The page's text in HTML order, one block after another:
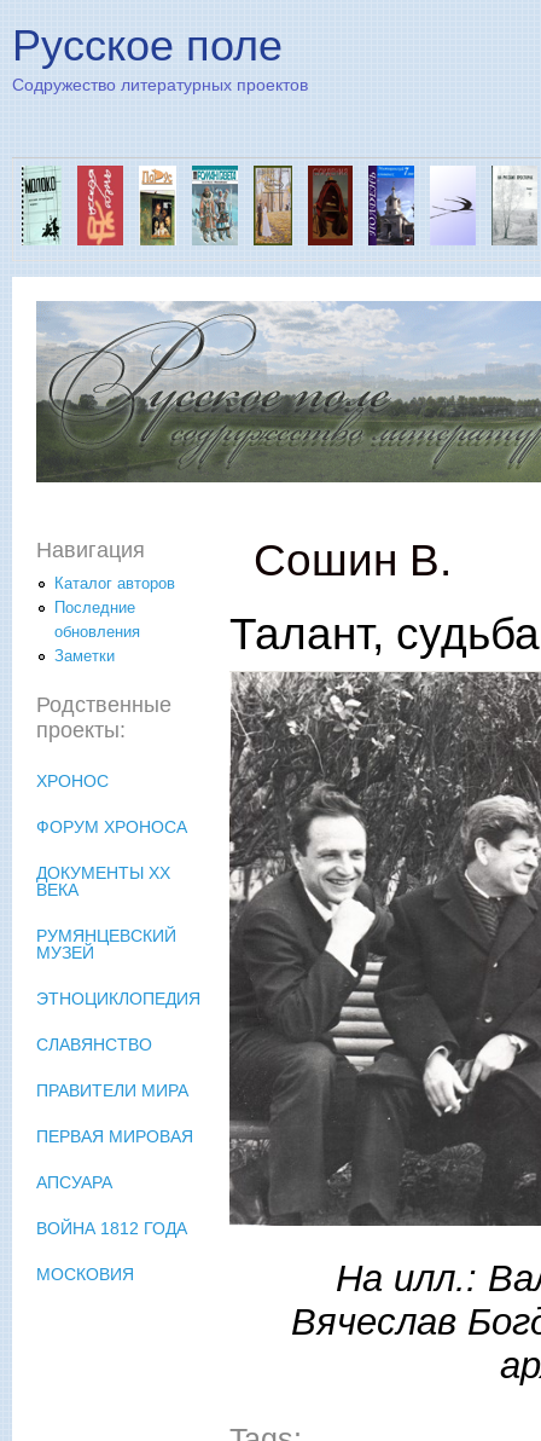
Русское поле
Содружество литературных проектов
Сошин В.
Талант,
На илл.:
Вячеслав
Навигация
Каталог авторов
Последние
обновления
Заметки
Родственные
проекты:
ХРОНОС
ФОРУМ ХРОНОСА
ДОКУМЕНТЫ XX
ВЕКА
РУМЯНЦЕВСКИЙ
МУЗЕЙ
ЭТНОЦИКЛОПЕДИЯ
СЛАВЯНСТВО
ПРАВИТЕЛИ МИРА
ПЕРВАЯ МИРОВАЯ
АПСУАРА
ВОЙНА 1812 ГОДА
МОСКОВИЯ